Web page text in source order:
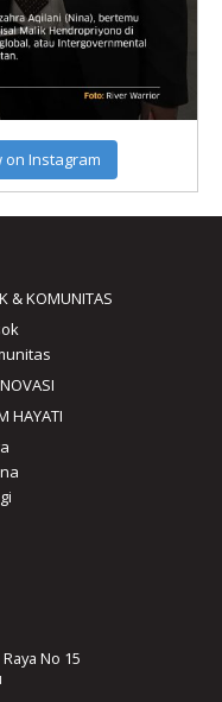
on Instagram
& KOMUNITAS
HAYATI
No 15